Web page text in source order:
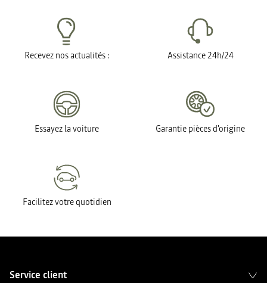
Recevez nos actualités : Assistance 24h/24
Essayez la voiture Garantie pièces d'origine
Facilitez votre quotidien
Service client